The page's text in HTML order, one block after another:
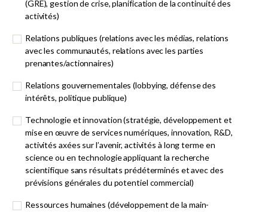
(GRE), gestion de crise, planification de la continuité des
activités)
Relations publiques (relations avec les médias, relations
avec les communautés, relations avec les parties
prenantes/actionnaires)
Relations gouvernementales (lobbying, défense des
intérêts, politique publique)
Technologie et innovation (stratégie, développement et
mise en œuvre de services numériques, innovation, R&D,
activités axées sur l’avenir, activités à long terme en
science ou en technologie appliquant la recherche
scientifique sans résultats prédéterminés et avec des
prévisions générales du potentiel commercial)
Ressources humaines (développement de la main-